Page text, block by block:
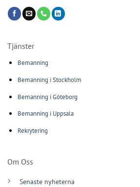
Tjänster
Bemanning
Bemanning i Stockholm
Bemanning i Göteborg
Bemanning i Uppsala
Rekrytering
Om Oss
Senaste nyheterna